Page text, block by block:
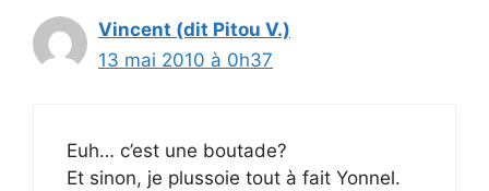
Vincent (dit Pitou V.)
13 mai 2010 à 0h37
Euh… c’est une boutade?
Et sinon, je plussoie tout à fait Yonnel.